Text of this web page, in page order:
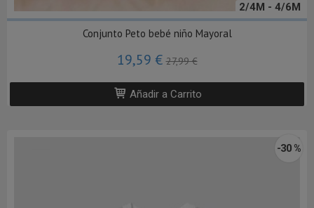
2/4M - 4/6M
Conjunto Peto bebé niño Mayoral
19,59 €27,99 €
Añadir a Carrito
-30 %